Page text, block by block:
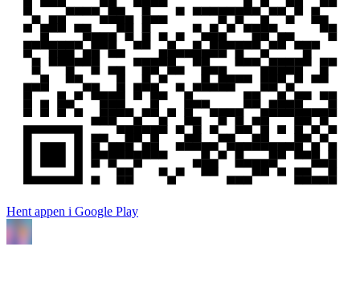
Hent appen i Google Play